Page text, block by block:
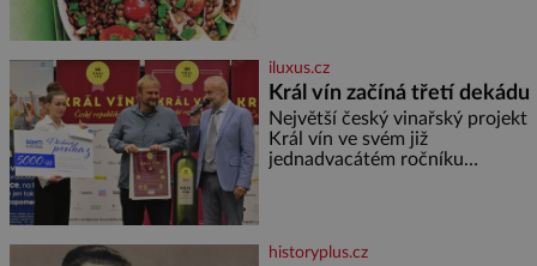
iluxus.cz
Král vín začíná třetí dekádu
Největší český vinařský projekt
Král vín ve svém již
jednadvacátém ročníku
historyplus.cz